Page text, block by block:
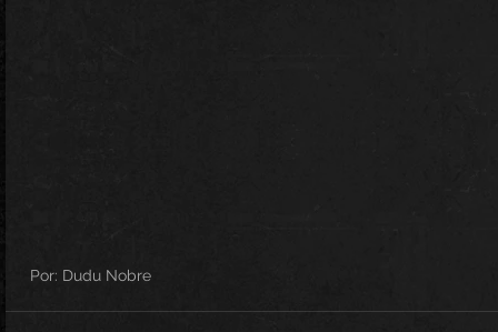
Por: Dudu Nobre